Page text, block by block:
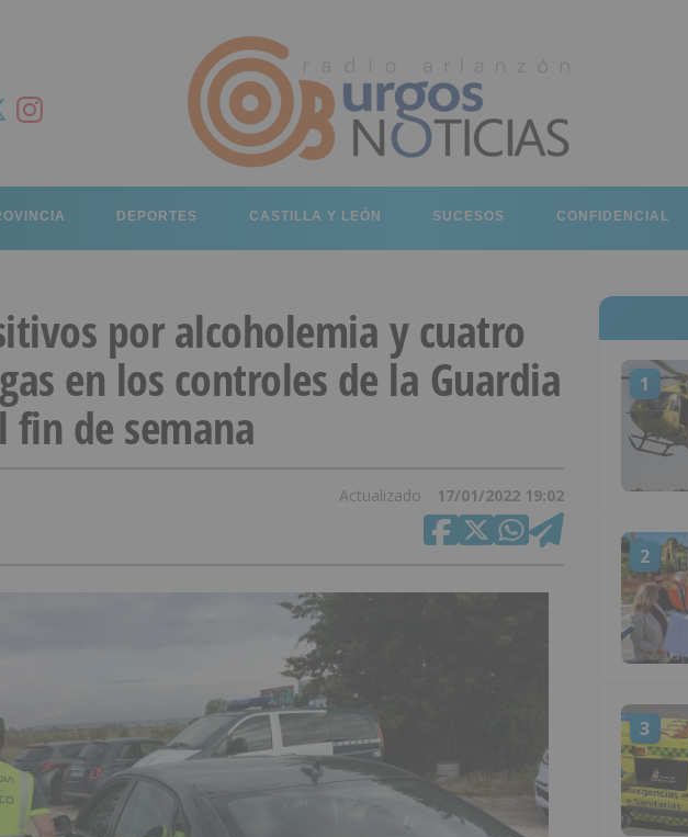
DEPORTES CASTILLA Y LEÓN SUCESOS CONFIDENCIAL
por alcoholemia y cuatro
en los controles de la Guardia
fin de semana
Actualizado 17/01/2022 19:02
1
2
3